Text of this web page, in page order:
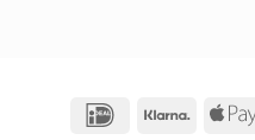
IDeal Klarna